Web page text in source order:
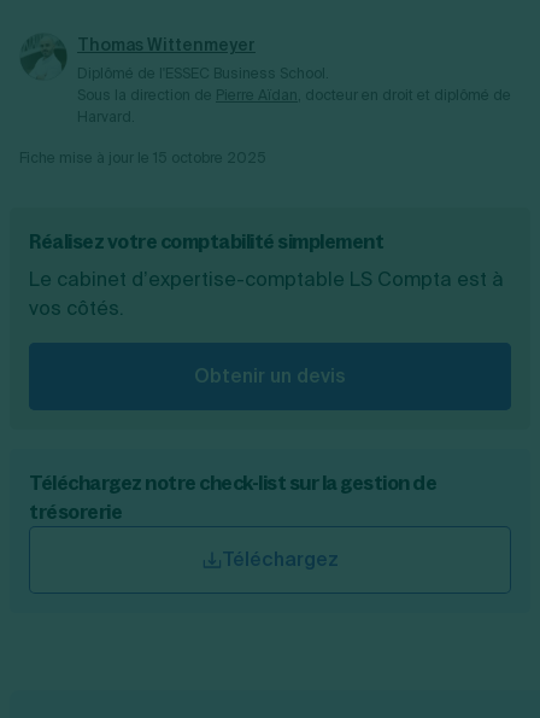
Thomas Wittenmeyer
Réalisez votre comptabilité simplement
Le cabinet d’expertise-comptable LS Compta est à
vos côtés.
Obtenir un devis
Téléchargez notre check-list sur la gestion de
trésorerie
Téléchargez